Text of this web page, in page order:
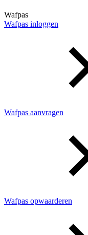
Wafpas
Wafpas inloggen
Wafpas aanvragen
Wafpas opwaarderen